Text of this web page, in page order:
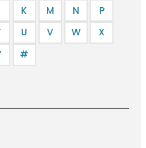
K M N
P
U V W
X
#